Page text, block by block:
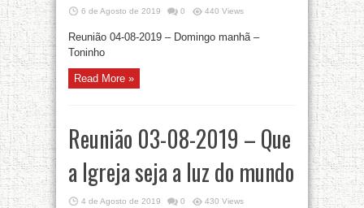
6 de Agosto de 2019 0 440 Views
Reunião 04-08-2019 – Domingo manhã –
Toninho
Read More »
Reunião 03-08-2019 – Que
a Igreja seja a luz do mundo
4 de Agosto de 2019 0 430 Views